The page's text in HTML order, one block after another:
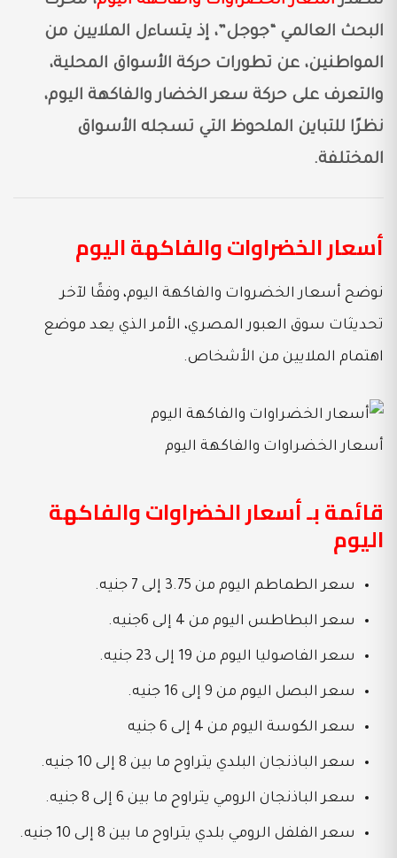
البحث العالمي “جوجل”، إذ يتساءل الملايين من
المواطنين، عن تطورات حركة الأسواق المحلية،
والتعرف على حركة سعر الخضار والفاكهة اليوم،
نظرًا للتباين الملحوظ التي تسجله الأسواق
المختلفة.
أسعار الخضراوات والفاكهة اليوم
نوضح أسعار الخضروات والفاكهة اليوم، وفقًا لآخر
تحديثات سوق العبور المصري، الأمر الذي يعد موضع
اهتمام الملايين من الأشخاص.
أسعار الخضراوات والفاكهة اليوم
قائمة بـ أسعار الخضراوات والفاكهة
اليوم
سعر الطماطم اليوم من 3.75 إلى 7 جنيه.
سعر البطاطس اليوم من 4 إلى 6جنيه.
سعر الفاصوليا اليوم من 19 إلى 23 جنيه.
سعر البصل اليوم من 9 إلى 16 جنيه.
سعر الكوسة اليوم من 4 إلى 6 جنيه
سعر الباذنجان البلدي يتراوح ما بين 8 إلى 10 جنيه.
سعر الباذنجان الرومي يتراوح ما بين 6 إلى 8 جنيه.
سعر الفلفل الرومي بلدي يتراوح ما بين 8 إلى 10 جنيه.